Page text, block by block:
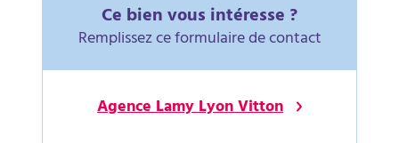
Ce bien vous intéresse ?
Remplissez ce formulaire de contact
Agence Lamy Lyon Vitton